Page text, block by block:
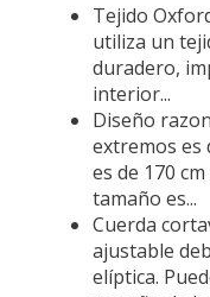
Tejido
utiliza un
duradero,
interior...
Diseño
extremos es
es de 170
tamaño es...
Cuerda
ajustable
elíptica.